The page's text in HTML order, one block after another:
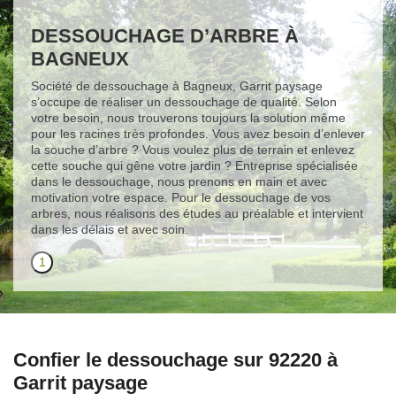
DESSOUCHAGE D’ARBRE À
BAGNEUX
Société de dessouchage à Bagneux, Garrit paysage
s’occupe de réaliser un dessouchage de qualité. Selon
votre besoin, nous trouverons toujours la solution même
pour les racines très profondes. Vous avez besoin d’enlever
la souche d’arbre ? Vous voulez plus de terrain et enlevez
cette souche qui gêne votre jardin ? Entreprise spécialisée
dans le dessouchage, nous prenons en main et avec
motivation votre espace. Pour le dessouchage de vos
arbres, nous réalisons des études au préalable et intervient
dans les délais et avec soin.
1
Confier le dessouchage sur 92220 à
Garrit paysage